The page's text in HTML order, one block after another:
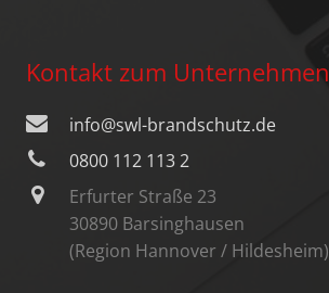
Kontakt zum Unternehmen
info@swl-brandschutz.de
0800 112 113 2
Erfurter Straße 23
30890 Barsinghausen
(Region Hannover / Hildesheim)